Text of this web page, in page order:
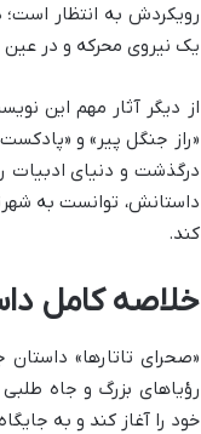
رویکردش به انتظار است؛
یک نیروی محرکه و در عین
از دیگر آثار مهم این
درگذشت و دنیای ادبیات
داستانش، توانست به
کند.
خلاصه کامل
«صحرای تاتارها»
رؤیاهای بزرگ و جاه
خود را آغاز کند و به